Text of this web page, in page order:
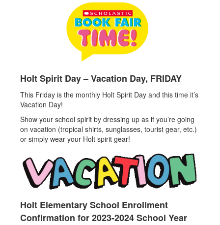
Holt Spirit Day – Vacation Day, FRIDAY
This Friday is the monthly Holt Spirit Day and this time it’s
Vacation Day!
Show your school spirit by dressing up as if you’re going
on vacation (tropical shirts, sunglasses, tourist gear, etc.)
or simply wear your Holt spirit gear!
Holt Elementary School Enrollment
Confirmation for 2023-2024 School Year